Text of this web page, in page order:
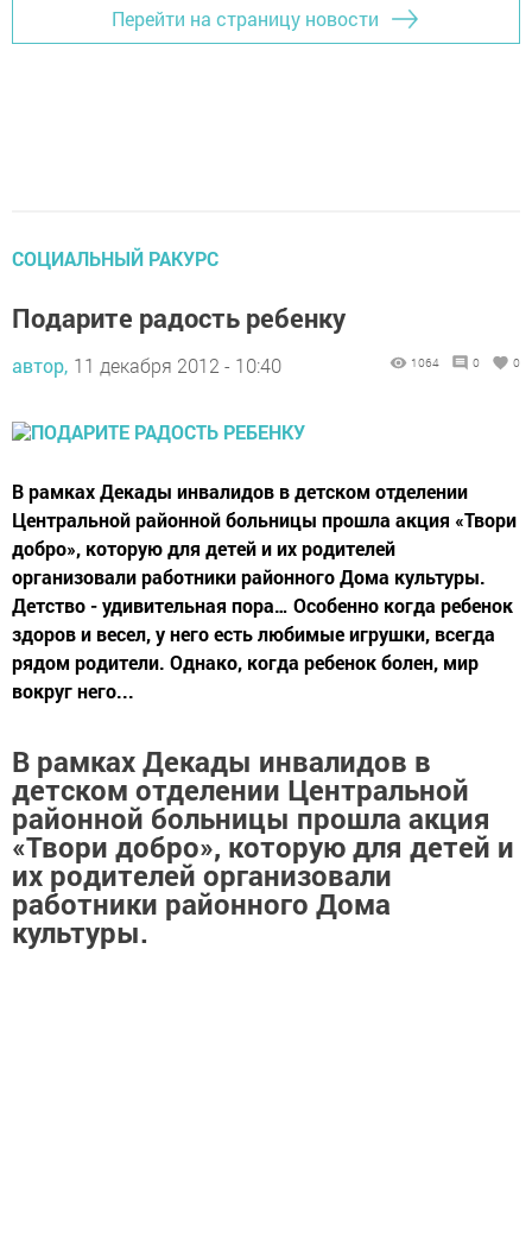
Перейти на страницу новости
СОЦИАЛЬНЫЙ РАКУРС
Подарите радость ребенку
автор, 11 декабря 2012 - 10:40 1064 0 0
В рамках Декады инвалидов в детском отделении
Центральной районной больницы прошла акция «Твори
добро», которую для детей и их родителей
организовали работники районного Дома культуры.
Детство - удивительная пора… Особенно когда ребенок
здоров и весел, у него есть любимые игрушки, всегда
рядом родители. Однако, когда ребенок болен, мир
вокруг него...
В рамках Декады инвалидов в
детском отделении Центральной
районной больницы прошла акция
«Твори добро», которую для детей и
их родителей организовали
работники районного Дома
культуры.